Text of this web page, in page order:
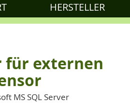
HERSTELLER
für externen
MS SQL Server